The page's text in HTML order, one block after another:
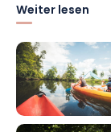
Weiter lesen